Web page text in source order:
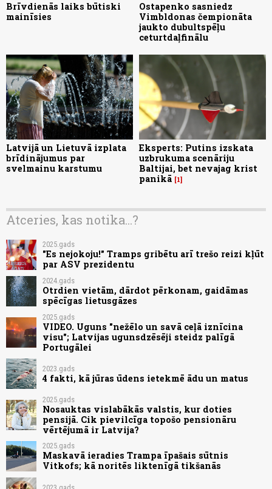
Brīvdienās laiks būtiski
mainīsies
Ostapenko sasniedz
Vimbldonas čempionāta
jaukto dubultspēļu
ceturtdaļfinālu
Latvijā un Lietuvā izplata
brīdinājumus par
svelmainu karstumu
Eksperts: Putins izskata
uzbrukuma scenāriju
Baltijai, bet nevajag krist
panikā 1
Atceries, kas notika...?
2025.gads
"Es nejokoju!" Tramps gribētu arī trešo reizi kļūt
par ASV prezidentu
2024.gads
Otrdien vietām, dārdot pērkonam, gaidāmas
spēcīgas lietusgāzes
2025.gads
VIDEO. Uguns "nežēlo un savā ceļā iznīcina
visu"; Latvijas ugunsdzēsēji steidz palīgā
Portugālei
2023.gads
4 fakti, kā jūras ūdens ietekmē ādu un matus
2025.gads
Nosauktas vislabākās valstis, kur doties
pensijā. Cik pievilcīga topošo pensionāru
vērtējumā ir Latvija?
2025.gads
Maskavā ieradies Trampa īpašais sūtnis
Vitkofs; kā noritēs liktenīgā tikšanās